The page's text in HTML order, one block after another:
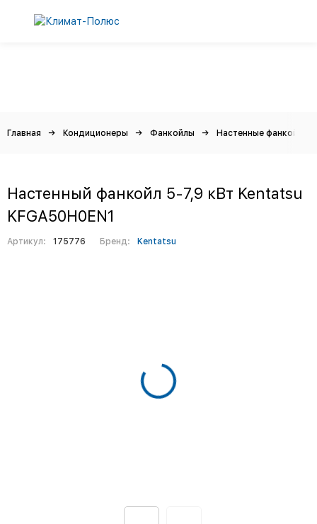
Главная Кондиционеры Фанкойлы Настенные фанкойлы
Настенный фанкойл 5-7,9 кВт Kentatsu
KFGA50H0EN1
Артикул: 175776 Бренд: Kentatsu